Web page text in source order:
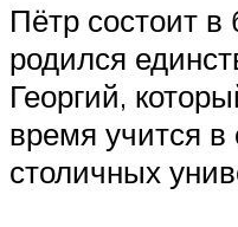
Пётр состоит в
родился
Георгий,
время учится в
столичных